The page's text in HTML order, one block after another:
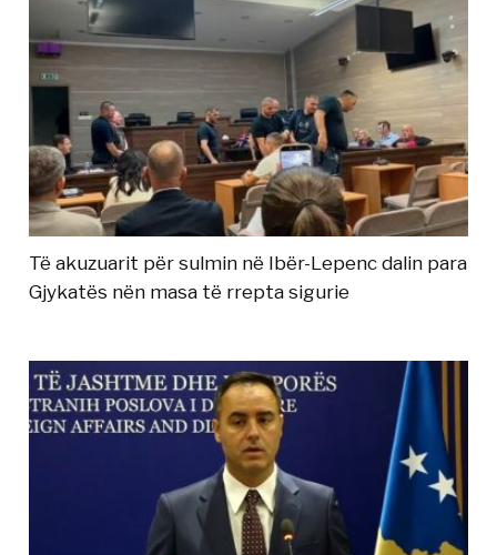
Të akuzuarit për sulmin në Ibër-Lepenc dalin para
Gjykatës nën masa të rrepta sigurie